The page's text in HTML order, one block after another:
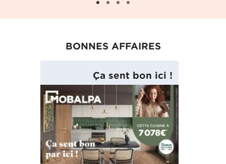
BONNES AFFAIRES
Ça sent bon ici !